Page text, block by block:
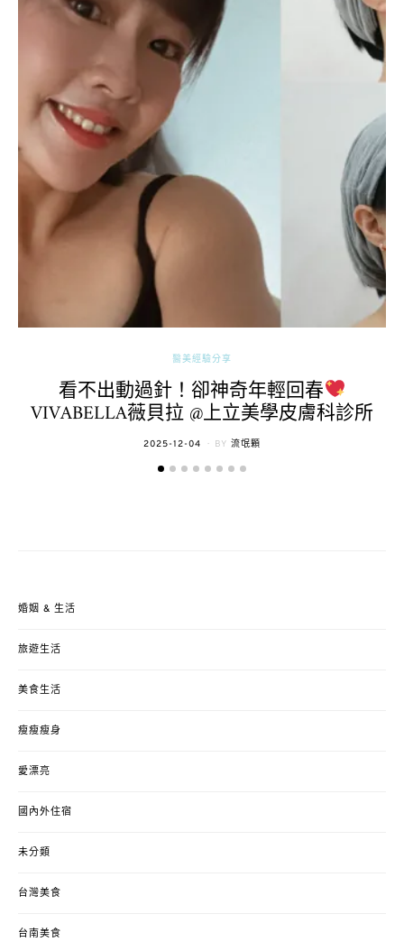
醫美經驗分享
看不出動過針！卻神奇年輕回春
VIVABELLA薇貝拉 @上立美學皮膚科診所
POSTED
2025-12-04 BY 流氓顆
婚姻 & 生活
旅遊生活
美食生活
瘦瘦瘦身
愛漂亮
國內外住宿
未分類
台灣美食
台南美食